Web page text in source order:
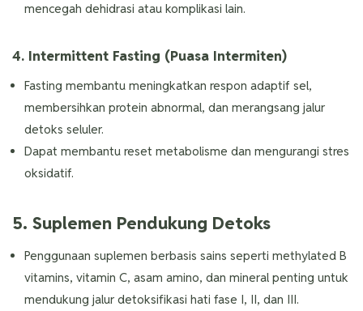
mencegah dehidrasi atau komplikasi lain.
4. Intermittent Fasting (Puasa Intermiten)
Fasting membantu meningkatkan respon adaptif sel,
membersihkan protein abnormal, dan merangsang jalur
detoks seluler.
Dapat membantu reset metabolisme dan mengurangi stres
oksidatif.
5. Suplemen Pendukung Detoks
Penggunaan suplemen berbasis sains seperti methylated B
vitamins, vitamin C, asam amino, dan mineral penting untuk
mendukung jalur detoksifikasi hati fase I, II, dan III.